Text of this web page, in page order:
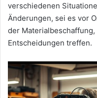
verschiedenen
Änderungen, sei es vor
der
Entscheidungen treffen.